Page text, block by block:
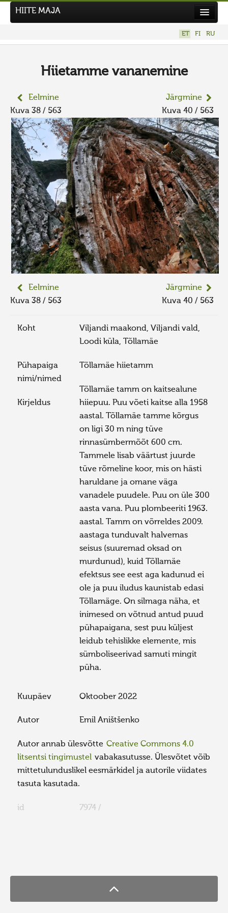
Tegutse
Kuvavõistlused
UUS KUVAVÕISTLUS
Hiite kuvavõistlus 2026
VANEMAD KUVAVÕISTLUSED
Kontakt
HIITE MAJA
ET FI RU
Hiietamme vananemine
Eelmine
Kuva 38 / 563
Järgmine
Kuva 40 / 563
Eelmine
Kuva 38 / 563
Järgmine
Kuva 40 / 563
Koht
Viljandi maakond, Viljandi vald,
Loodi küla, Tõllamäe
Pühapaiga
nimi/nimed
Tõllamäe hiietamm
Kirjeldus
Tõllamäe tamm on kaitsealune
hiiepuu. Puu võeti kaitse alla 1958
aastal. Tõllamäe tamme kõrgus
on ligi 30 m ning tüve
rinnasümbermõõt 600 cm.
Tammele lisab väärtust juurde
tüve rõmeline koor, mis on hästi
haruldane ja omane väga
vanadele puudele. Puu on üle 300
aasta vana. Puu plombeeriti 1963.
aastal. Tamm on võrreldes 2009.
aastaga tunduvalt halvemas
seisus (suuremad oksad on
murdunud), kuid Tõllamäe
efektsus see eest aga kadunud ei
ole ja puu iludus kaunistab edasi
Tõllamäge. On silmaga näha, et
inimesed on võtnud antud puud
pühapaigana, sest puu küljest
leidub tehislikke elemente, mis
sümboliseerivad samuti mingit
püha.
Kuupäev Oktoober 2022
Autor Emil Aništšenko
Autor annab ülesvõtte Creative Commons 4.0
litsentsi tingimustel vabakasutusse. Ülesvõtet võib
mittetulunduslikel eesmärkidel ja autorile viidates
tasuta kasutada.
id 7974 /